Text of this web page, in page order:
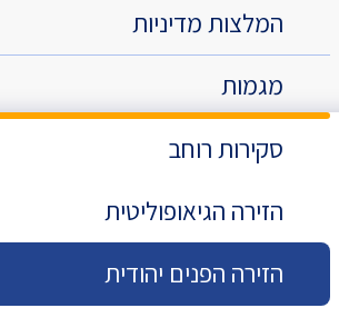
המלצות מדיניות
מגמות
סקירות רוחב
הזירה הגיאופוליטית
הזירה הפנים יהודית